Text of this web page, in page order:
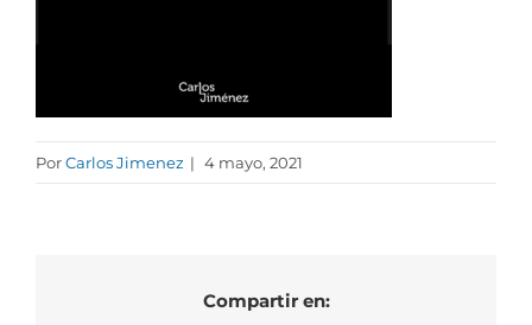
PorCarlos Jimenez | 4 mayo, 2021
Compartir en: